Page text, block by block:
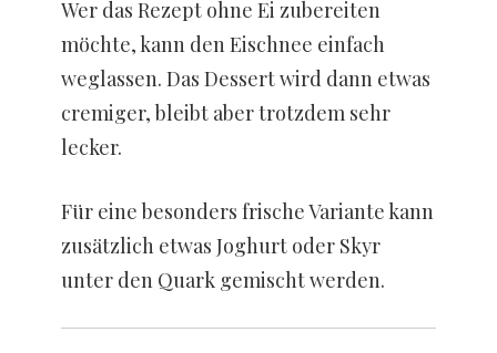
Wer das Rezept ohne Ei zubereiten
möchte, kann den Eischnee einfach
weglassen. Das Dessert wird dann etwas
cremiger, bleibt aber trotzdem sehr
lecker.
Für eine besonders frische Variante kann
zusätzlich etwas Joghurt oder Skyr
unter den Quark gemischt werden.